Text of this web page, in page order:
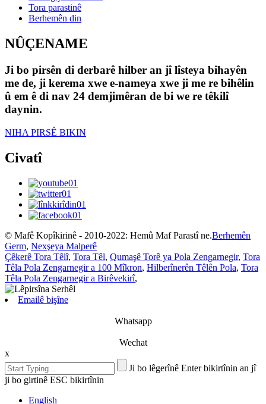
Tora parastinê
Berhemên din
NÛÇENAME
Ji bo pirsên di derbarê hilber an jî lîsteya bihayên
me de, ji kerema xwe e-nameya xwe ji me re bihêlin
û em ê di nav 24 demjimêran de bi we re têkilî
daynin.
NIHA PIRSÊ BIKIN
Civatî
© Mafê Kopîkirinê - 2010-2022: Hemû Maf Parastî ne.Berhemên
Germ, Nexşeya Malperê
Çêkerê Tora Têlî, Tora Têl, Qumaşê Torê ya Pola Zengarnegir, Tora
Têla Pola Zengarnegir a 100 Mîkron, Hilberînerên Têlên Pola, Tora
Têla Pola Zengarnegir a Birêvekirî,
Emailê bişîne
Whatsapp
Wechat
x
Ji bo lêgerînê Enter bikirtînin an jî
ji bo girtinê ESC bikirtînin
English